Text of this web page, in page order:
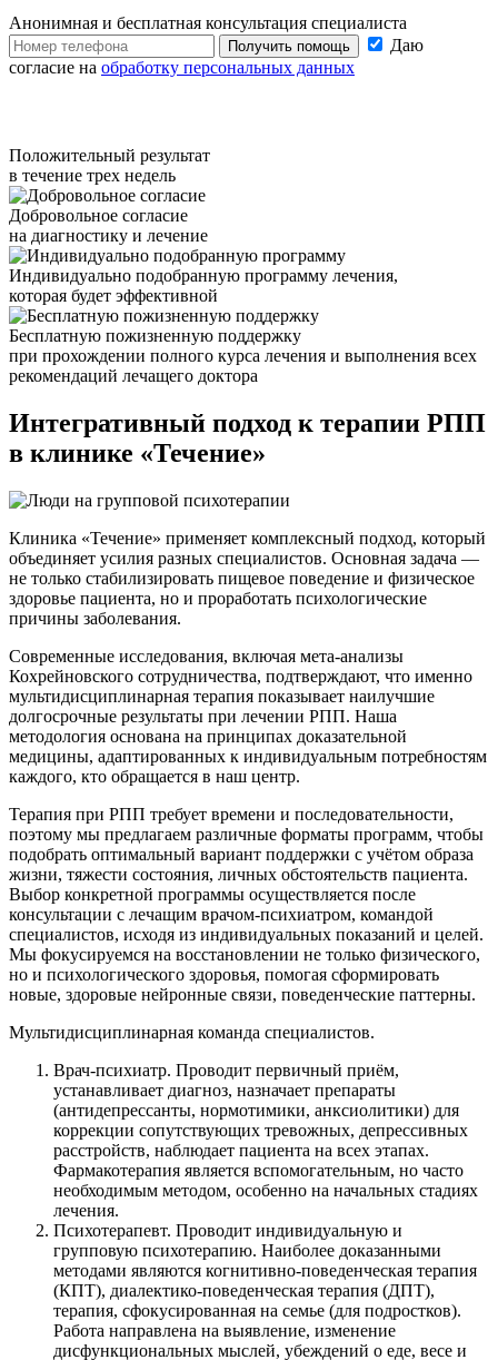
Анонимная и бесплатная консультация специалиста
Получить помощь
Даю
согласие на обработку персональных данных
Положительный результат
в течение трех недель
Добровольное согласие
на диагностику и лечение
Индивидуально подобранную программу лечения,
которая будет эффективной
Бесплатную пожизненную поддержку
при прохождении полного курса лечения и выполнения всех
рекомендаций лечащего доктора
Интегративный подход к терапии РПП
в клинике «Течение»
Клиника «Течение» применяет комплексный подход, который
объединяет усилия разных специалистов. Основная задача —
не только стабилизировать пищевое поведение и физическое
здоровье пациента, но и проработать психологические
причины заболевания.
Современные исследования, включая мета-анализы
Кохрейновского сотрудничества, подтверждают, что именно
мультидисциплинарная терапия показывает наилучшие
долгосрочные результаты при лечении РПП. Наша
методология основана на принципах доказательной
медицины, адаптированных к индивидуальным потребностям
каждого, кто обращается в наш центр.
Терапия при РПП требует времени и последовательности,
поэтому мы предлагаем различные форматы программ, чтобы
подобрать оптимальный вариант поддержки с учётом образа
жизни, тяжести состояния, личных обстоятельств пациента.
Выбор конкретной программы осуществляется после
консультации с лечащим врачом-психиатром, командой
специалистов, исходя из индивидуальных показаний и целей.
Мы фокусируемся на восстановлении не только физического,
но и психологического здоровья, помогая сформировать
новые, здоровые нейронные связи, поведенческие паттерны.
Мультидисциплинарная команда специалистов.
Врач-психиатр. Проводит первичный приём,
устанавливает диагноз, назначает препараты
(антидепрессанты, нормотимики, анксиолитики) для
коррекции сопутствующих тревожных, депрессивных
расстройств, наблюдает пациента на всех этапах.
Фармакотерапия является вспомогательным, но часто
необходимым методом, особенно на начальных стадиях
лечения.
Психотерапевт. Проводит индивидуальную и
групповую психотерапию. Наиболее доказанными
методами являются когнитивно-поведенческая терапия
(КПТ), диалектико-поведенческая терапия (ДПТ),
терапия, сфокусированная на семье (для подростков).
Работа направлена на выявление, изменение
дисфункциональных мыслей, убеждений о еде, весе и